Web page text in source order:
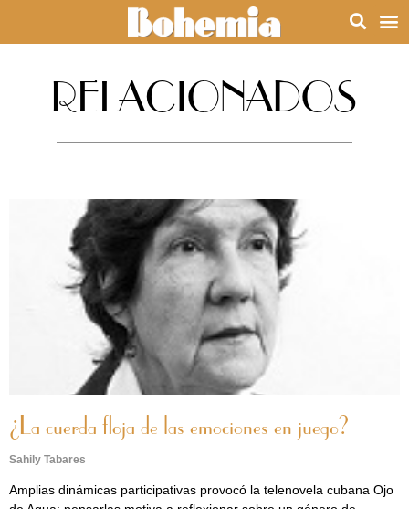
RELACIONADOS
¿La cuerda floja de las emociones en juego?
Sahily Tabares
Amplias dinámicas participativas provocó la telenovela cubana Ojo